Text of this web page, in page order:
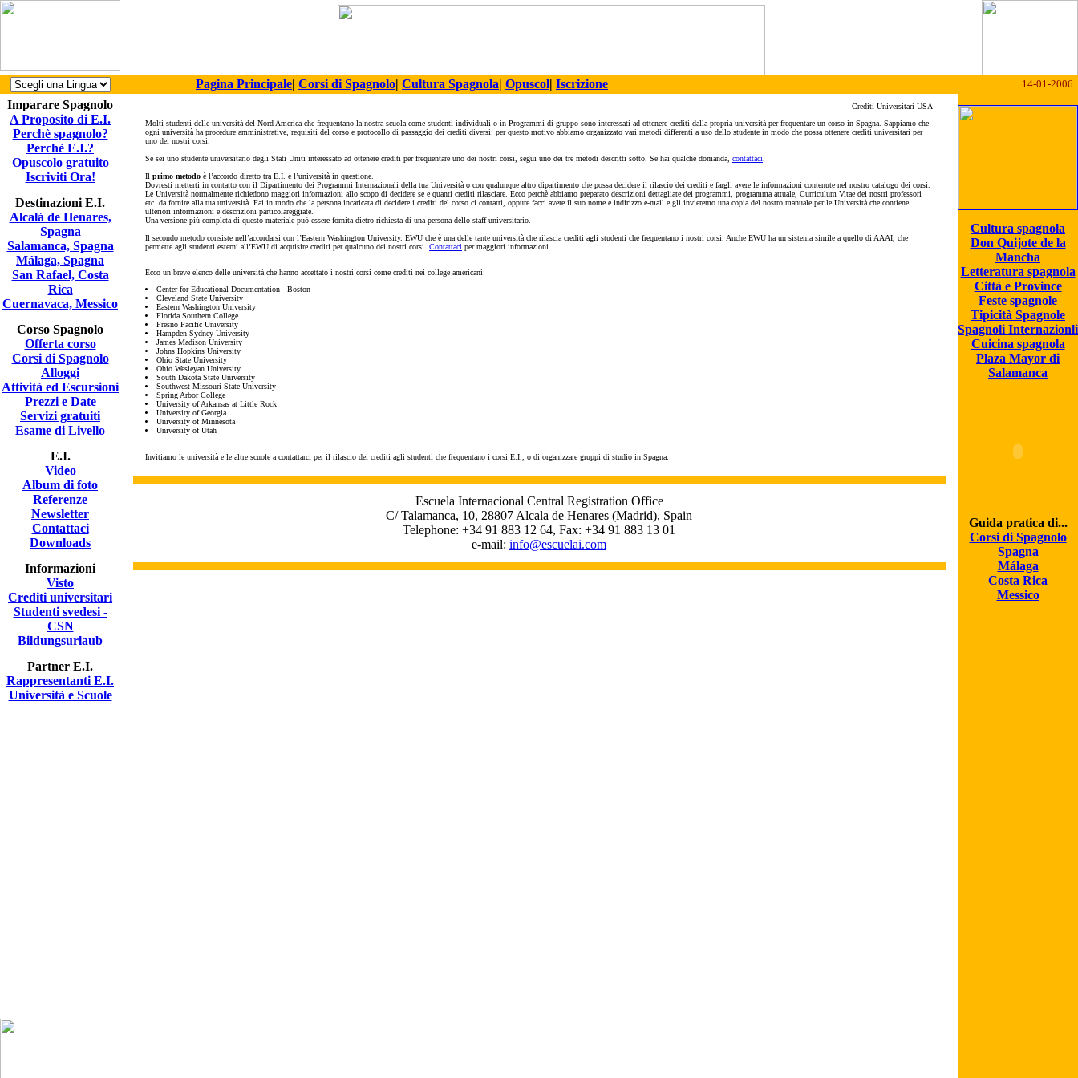
Pagina Principale| Corsi di Spagnolo| Cultura Spagnola| Opuscol| Iscrizione 14-01-2006
Imparare Spagnolo
A Proposito di E.I.
Perchè spagnolo?
Perchè E.I.?
Opuscolo gratuito
Iscriviti Ora!
Destinazioni E.I.
Alcalá de Henares,
Spagna
Salamanca, Spagna
Málaga, Spagna
San Rafael, Costa
Rica
Cuernavaca, Messico
Corso Spagnolo
Offerta corso
Corsi di Spagnolo
Alloggi
Attività ed Escursioni
Prezzi e Date
Servizi gratuiti
Esame di Livello
E.I.
Video
Album di foto
Referenze
Newsletter
Contattaci
Downloads
Informazioni
Visto
Crediti universitari
Studenti svedesi -
CSN
Bildungsurlaub
Partner E.I.
Rappresentanti E.I.
Università e Scuole
Crediti Universitari USA
Molti studenti delle università del Nord America che frequentano la nostra scuola come studenti individuali o in Programmi di gruppo sono interessati ad ottenere crediti dalla propria università per frequentare un corso in Spagna. Sappiamo che
ogni università ha procedure amministrative, requisiti del corso e protocollo di passaggio dei crediti diversi: per questo motivo abbiamo organizzato vari metodi differenti a uso dello studente in modo che possa ottenere crediti universitari per
uno dei nostri corsi.
Se sei uno studente universitario degli Stati Uniti interessato ad ottenere crediti per frequentare uno dei nostri corsi, segui uno dei tre metodi descritti sotto. Se hai qualche domanda, contattaci
Il primo metodo è l’accordo diretto tra E.I. e l’università in questione.
Dovresti metterti in contatto con il Dipartimento dei Programmi Internazionali della tua Università o con qualunque altro dipartimento che possa decidere il rilascio dei crediti e fargli avere le informazioni contenute nel nostro catalogo dei corsi.
Le Università normalmente richiedono maggiori informazioni allo scopo di decidere se e quanti crediti rilasciare. Ecco perchè abbiamo preparato descrizioni dettagliate dei programmi, programma attuale, Curriculum Vitae dei nostri professori
etc. da fornire alla tua università. Fai in modo che la persona incaricata di decidere i crediti del corso ci contatti, oppure facci avere il suo nome e indirizzo e-mail e gli invieremo una copia del nostro manuale per le Università che contiene
ulteriori informazioni e descrizioni particolareggiate.
Una versione più completa di questo materiale può essere fornita dietro richiesta di una persona dello staff universitario.
Il secondo metodo consiste nell’accordarsi con l’Eastern Washington University. EWU che è una delle tante università che rilascia crediti agli studenti che frequentano i nostri corsi. Anche EWU ha un sistema simile a quello di AAAI, che
permette agli studenti esterni all’EWU di acquisire crediti per qualcuno dei nostri corsi. Contattaci per maggiori informazioni.
Ecco un breve elenco delle università che hanno accettato i nostri corsi come crediti nei college americani:
Center for Educational Documentation - Boston
Cleveland State University
Eastern Washington University
Florida Southern College
Fresno Pacific University
Hampden Sydney University
James Madison University
Johns Hopkins University
Ohio State University
Ohio Wesleyan University
South Dakota State University
Southwest Missouri State University
Spring Arbor College
University of Arkansas at Little Rock
University of Georgia
University of Minnesota
University of Utah
Invitiamo le università e le altre scuole a contattarci per il rilascio dei crediti agli studenti che frequentano i corsi E.I., o di organizzare gruppi di studio in Spagna.
Escuela Internacional Central Registration Office
C/ Talamanca, 10, 28807 Alcala de Henares (Madrid), Spain
Telephone: +34 91 883 12 64, Fax: +34 91 883 13 01
e-mail: info@escuelai.com
Cultura spagnola
Don Quijote de la
Mancha
Letteratura spagnola
Città e Province
Feste spagnole
Tipicità Spagnole
Spagnoli Internazionli
Cuicina spagnola
Plaza Mayor di
Salamanca
Guida pratica di...
Corsi di Spagnolo
Spagna
Málaga
Costa Rica
Messico